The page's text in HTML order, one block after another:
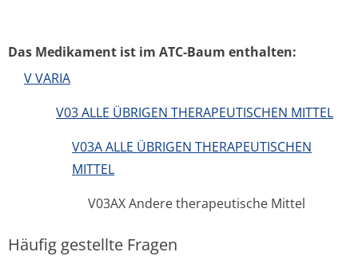
Das Medikament ist im ATC-Baum enthalten:
V VARIA
V03 ALLE ÜBRIGEN THERAPEUTISCHEN MITTEL
V03A ALLE ÜBRIGEN THERAPEUTISCHEN
MITTEL
V03AX Andere therapeutische Mittel
Häufig gestellte Fragen